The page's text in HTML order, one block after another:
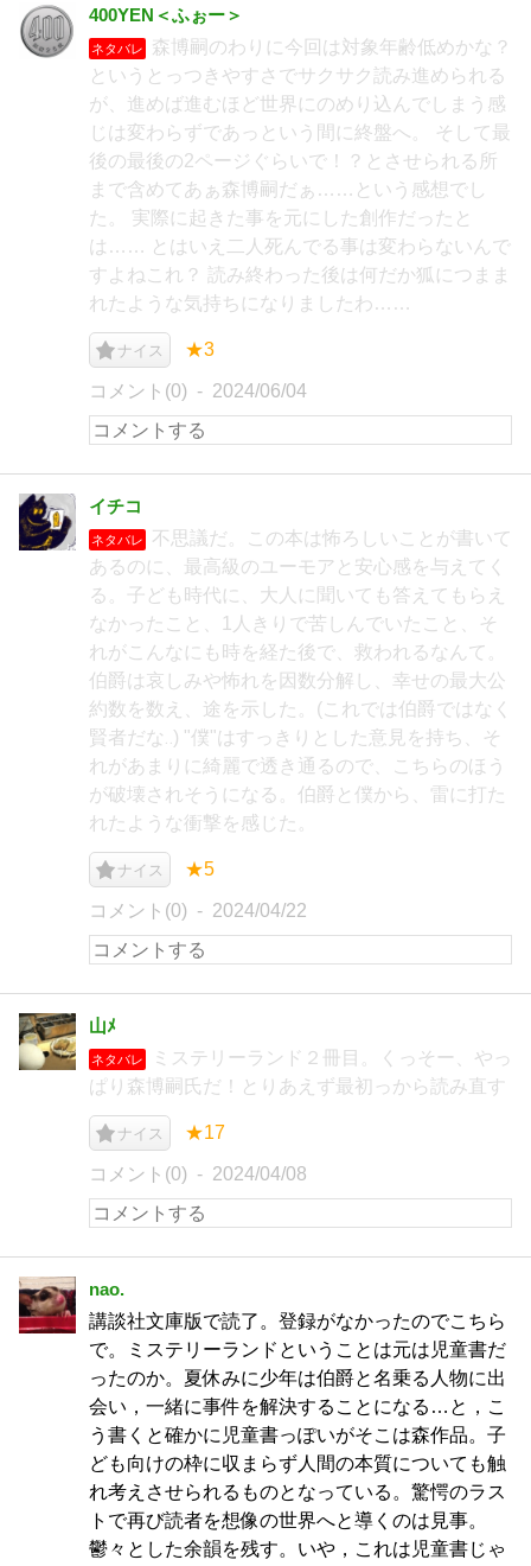
400YEN＜ふぉー＞
ネタバレ
森博嗣のわりに今回は対象年齢低めかな？
というとっつきやすさでサクサク読み進められる
が、進めば進むほど世界にのめり込んでしまう感
じは変わらずであっという間に終盤へ。 そして最
後の最後の2ページぐらいで！？とさせられる所
まで含めてあぁ森博嗣だぁ……という感想でし
た。 実際に起きた事を元にした創作だったと
は…… とはいえ二人死んでる事は変わらないんで
すよねこれ？ 読み終わった後は何だか狐につまま
れたような気持ちになりましたわ……
ナイス ★3
コメント(0) 2024/06/04
イチコ
ネタバレ
不思議だ。この本は怖ろしいことが書いて
あるのに、最高級のユーモアと安心感を与えてく
る。子ども時代に、大人に聞いても答えてもらえ
なかったこと、1人きりで苦しんでいたこと、そ
れがこんなにも時を経た後で、救われるなんて。
伯爵は哀しみや怖れを因数分解し、幸せの最大公
約数を数え、途を示した。(これでは伯爵ではなく
賢者だな‥) "僕"はすっきりとした意見を持ち、そ
れがあまりに綺麗で透き通るので、こちらのほう
が破壊されそうになる。伯爵と僕から、雷に打た
れたような衝撃を感じた。
ナイス ★5
コメント(0) 2024/04/22
山ﾒ
ネタバレ
ミステリーランド２冊目。くっそー、やっ
ぱり森博嗣氏だ！とりあえず最初っから読み直す
ナイス ★17
コメント(0) 2024/04/08
nao.
講談社文庫版で読了。登録がなかったのでこちら
で。ミステリーランドということは元は児童書だ
ったのか。夏休みに少年は伯爵と名乗る人物に出
会い，一緒に事件を解決することになる…と，こ
う書くと確かに児童書っぽいがそこは森作品。子
ども向けの枠に収まらず人間の本質についても触
れ考えさせられるものとなっている。驚愕のラス
トで再び読者を想像の世界へと導くのは見事。
鬱々とした余韻を残す。いや，これは児童書じゃ